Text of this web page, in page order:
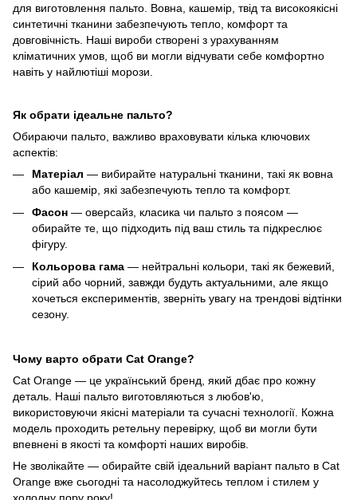
для виготовлення пальто. Вовна, кашемір, твід та високоякісні
синтетичні тканини забезпечують тепло, комфорт та
довговічність. Наші вироби створені з урахуванням
кліматичних умов, щоб ви могли відчувати себе комфортно
навіть у найлютіші морози.
Як обрати ідеальне пальто?
Обираючи пальто, важливо враховувати кілька ключових
аспектів:
Матеріал — вибирайте натуральні тканини, такі як вовна
або кашемір, які забезпечують тепло та комфорт.
Фасон — оверсайз, класика чи пальто з поясом —
обирайте те, що підходить під ваш стиль та підкреслює
фігуру.
Кольорова гама — нейтральні кольори, такі як бежевий,
сірий або чорний, завжди будуть актуальними, але якщо
хочеться експериментів, зверніть увагу на трендові відтінки
сезону.
Чому варто обрати Cat Orange?
Cat Orange — це український бренд, який дбає про кожну
деталь. Наші пальто виготовляються з любов'ю,
використовуючи якісні матеріали та сучасні технології. Кожна
модель проходить ретельну перевірку, щоб ви могли бути
впевнені в якості та комфорті наших виробів.
Не зволікайте — обирайте свій ідеальний варіант пальто в Cat
Orange вже сьогодні та насолоджуйтесь теплом і стилем у
холодну пору року!